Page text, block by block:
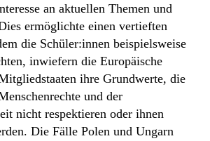
an aktuellen Themen und
ermöglichte einen vertieften
die Schüler:innen beispielsweise
inwiefern die Europäische
ihre Grundwerte, die
und der
nicht respektieren oder ihnen
Die Fälle Polen und Ungarn